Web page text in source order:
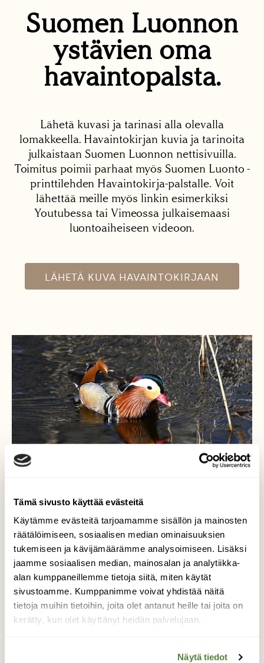
Tämä sivusto käyttää evästeitä
Käytämme evästeitä tarjoamamme sisällön ja mainosten
räätälöimiseen, sosiaalisen median ominaisuuksien
tukemiseen ja kävijämäärämme analysoimiseen. Lisäksi
jaamme sosiaalisen median, mainosalan ja analytiikka-
alan kumppaneillemme tietoja siitä, miten käytät
sivustoamme. Kumppanimme voivat yhdistää näitä
tietoja muihin tietoihin, joita olet antanut heille tai joita on
kerätty, kun olet käyttänyt heidän palvelujaan.
Näytä tiedot
Suomen Luonnon
ystävien oma
havaintopalsta.
Lähetä kuvasi ja tarinasi alla olevalla
lomakkeella. Havaintokirjan kuvia ja tarinoita
julkaistaan Suomen Luonnon nettisivuilla.
Toimitus poimii parhaat myös Suomen Luonto -
printtilehden Havaintokirja-palstalle. Voit
lähettää meille myös linkin esimerkiksi
Youtubessa tai Vimeossa julkaisemaasi
luontoaiheiseen videoon.
LÄHETÄ KUVA HAVAINTOKIRJAAN
Mandariinisorsa
Mandariinisorsa uimassa rantakaislikossa.
Kaunis on kevät aamu ja kaunis on värikäs
mandariinisorsa juhla-asussaan. Eksoottista
lintua oli ilo seurata ja ilo kuvata.